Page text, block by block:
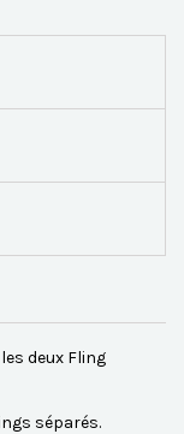
deux Fling
séparés.